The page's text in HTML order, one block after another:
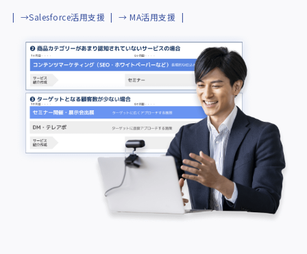
→Salesforce活用支援 → MA活用支援